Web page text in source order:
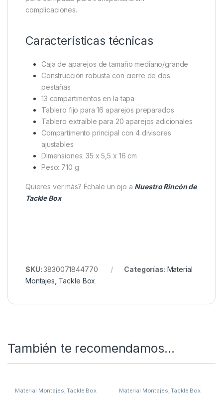
complicaciones.
Características técnicas
Caja de aparejos de tamaño mediano/grande
Construcción robusta con cierre de dos
pestañas
13 compartimentos en la tapa
Tablero fijo para 16 aparejos preparados
Tablero extraíble para 20 aparejos adicionales
Compartimento principal con 4 divisores
ajustables
Dimensiones: 35 x 5,5 x 16 cm
Peso: 710 g
Quieres ver más? Échale un ojo a Nuestro Rincón de
Tackle Box
SKU:3830071844770 Categorías: Material
Montajes Tackle Box
También te recomendamos…
Material Montajes ,Tackle Box Material Montajes ,Tackle Box